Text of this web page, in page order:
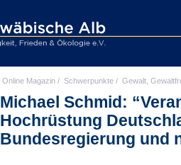
Online Magazin / Schwerpunkte / Gewalt,
Michael Schmid:
Hochrüstung
Bundesregierung und